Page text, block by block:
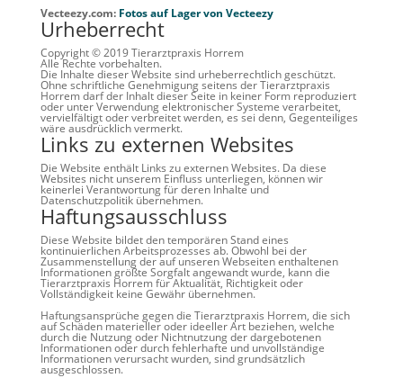
Vecteezy.com: Fotos auf Lager von Vecteezy
Urheberrecht
Copyright © 2019 Tierarztpraxis Horrem
Alle Rechte vorbehalten.
Die Inhalte dieser Website sind urheberrechtlich geschützt.
Ohne schriftliche Genehmigung seitens der Tierarztpraxis
Horrem darf der Inhalt dieser Seite in keiner Form reproduziert
oder unter Verwendung elektronischer Systeme verarbeitet,
vervielfältigt oder verbreitet werden, es sei denn, Gegenteiliges
wäre ausdrücklich vermerkt.
Links zu externen Websites
Die Website enthält Links zu externen Websites. Da diese
Websites nicht unserem Einfluss unterliegen, können wir
keinerlei Verantwortung für deren Inhalte und
Datenschutzpolitik übernehmen.
Haftungsausschluss
Diese Website bildet den temporären Stand eines
kontinuierlichen Arbeitsprozesses ab. Obwohl bei der
Zusammenstellung der auf unseren Webseiten enthaltenen
Informationen größte Sorgfalt angewandt wurde, kann die
Tierarztpraxis Horrem für Aktualität, Richtigkeit oder
Vollständigkeit keine Gewähr übernehmen.
Haftungsansprüche gegen die Tierarztpraxis Horrem, die sich
auf Schäden materieller oder ideeller Art beziehen, welche
durch die Nutzung oder Nichtnutzung der dargebotenen
Informationen oder durch fehlerhafte und unvollständige
Informationen verursacht wurden, sind grundsätzlich
ausgeschlossen.